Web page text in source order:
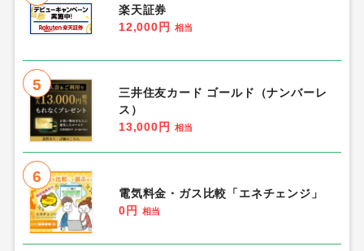
楽天証券
12,000円
相当
5
三井住友カード ゴールド（ナンバーレ
ス）
13,000円
相当
6
電気料金・ガス比較「エネチェンジ」
0円
相当